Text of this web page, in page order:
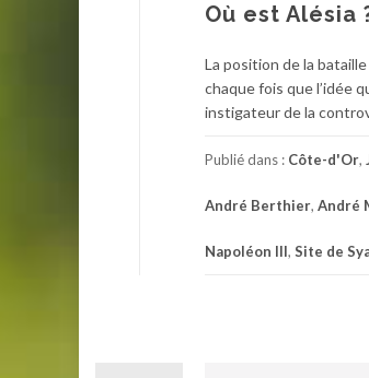
Où est Alésia
La position de la
chaque fois que l’idée
instigateur de la
Publié dans : Côte-d'Or,
André Berthier, André
Napoléon III, Site de